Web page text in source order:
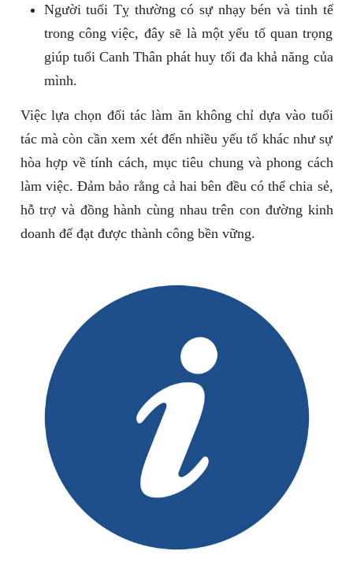
Người tuổi Tỵ thường có sự nhạy bén và tinh tế
trong công việc, đây sẽ là một yếu tố quan trọng
giúp tuổi Canh Thân phát huy tối đa khả năng của
mình.
Việc lựa chọn đối tác làm ăn không chỉ dựa vào tuổi
tác mà còn cần xem xét đến nhiều yếu tố khác như sự
hòa hợp về tính cách, mục tiêu chung và phong cách
làm việc. Đảm bảo rằng cả hai bên đều có thể chia sẻ,
hỗ trợ và đồng hành cùng nhau trên con đường kinh
doanh để đạt được thành công bền vững.